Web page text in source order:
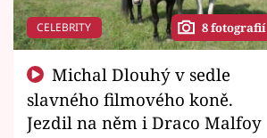
CELEBRITY 8 fotografií
slavného filmového koně.
Jezdil na něm i Draco Malfoy